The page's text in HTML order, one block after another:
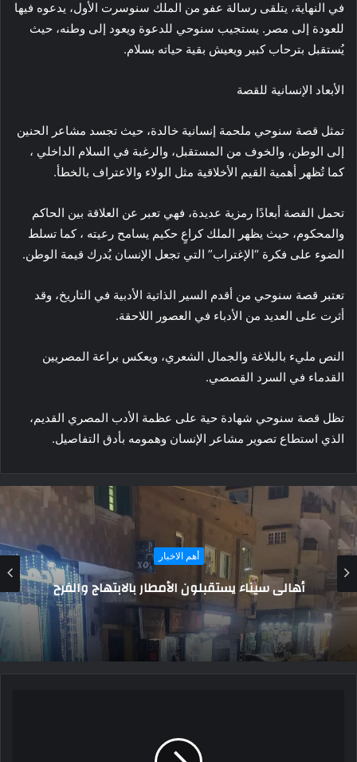
في النهاية، يتلقى رسالة عفو من الملك سنوسرت الأول، يدعوه فيها
للعودة إلى مصر. يستجيب سنوحي للدعوة ويعود إلى وطنه، حيث
يُستقبل بترحاب كبير ويعيش بقية حياته بسلام.
الأبعاد الإنسانية للقصة
تمثل قصة سنوحي ملحمة إنسانية خالدة، حيث تجسد مشاعر الحنين
إلى الوطن، والخوف من المستقبل، والرغبة في السلام الداخلي ،
كما تُظهر أهمية القيم الأخلاقية مثل الولاء والاعتراف بالخطأ.
تحمل القصة أبعادًا رمزية عديدة، فهي تعبر عن العلاقة بين الحاكم
والمحكوم، حيث يظهر الملك كراعٍ حكيم يسامح رعيته ، كما تسلط
الضوء على فكرة “الإغتراب” التي تجعل الإنسان يُدرك قيمة الوطن.
تعتبر قصة سنوحي من أقدم السير الذاتية الأدبية في التاريخ، وقد
أثرت على العديد من الأدباء في العصور اللاحقة.
النص مليء بالبلاغة والجمال الشعري، ويعكس براعة المصريين
القدماء في السرد القصصي.
تظل قصة سنوحي شهادة حية على عظمة الأدب المصري القديم،
الذي استطاع تصوير مشاعر الإنسان وهمومه بأدق التفاصيل.
أهم الاخبار
يخدم صحة قبائل سيوة.. فتح فصل تمريض جديد
في الواحة